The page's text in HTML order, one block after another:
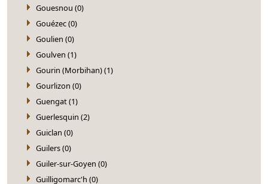
Gouesnou (0)
Gouézec (0)
Goulien (0)
Goulven (1)
Gourin (Morbihan) (1)
Gourlizon (0)
Guengat (1)
Guerlesquin (2)
Guiclan (0)
Guilers (0)
Guiler-sur-Goyen (0)
Guilligomarc'h (0)